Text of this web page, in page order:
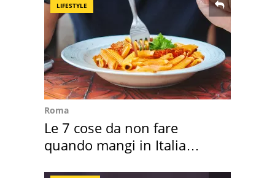
LIFESTYLE
Roma
Le 7 cose da non fare
quando mangi in Italia